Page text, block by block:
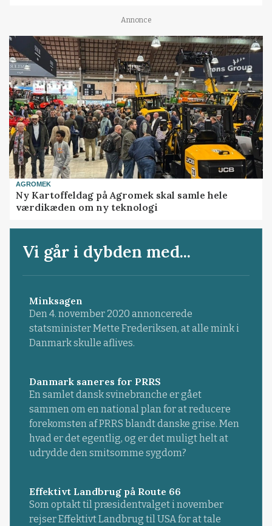
Annonce
AGROMEK
Ny Kartoffeldag på Agromek skal samle hele
værdikæden om ny teknologi
Vi går i dybden med...
Minksagen
Den 4. november 2020 annoncerede
statsminister Mette Frederiksen, at alle mink i
Danmark skulle aflives.
Danmark saneres for PRRS
En samlet dansk svinebranche er gået
sammen om en national plan for at reducere
forekomsten af PRRS blandt danske grise. Men
hvad er det egentlig, og er det muligt helt at
udrydde den smitsomme sygdom?
Effektivt Landbrug på Route 66
Som optakt til præsidentvalget i november
rejser Effektivt Landbrug til USA for at tale